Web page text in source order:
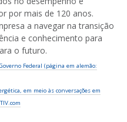
por mais de 120 anos.
a navegar na transição
e conhecimento para
o futuro.
Federal (página em alemão:
em meio às conversações em